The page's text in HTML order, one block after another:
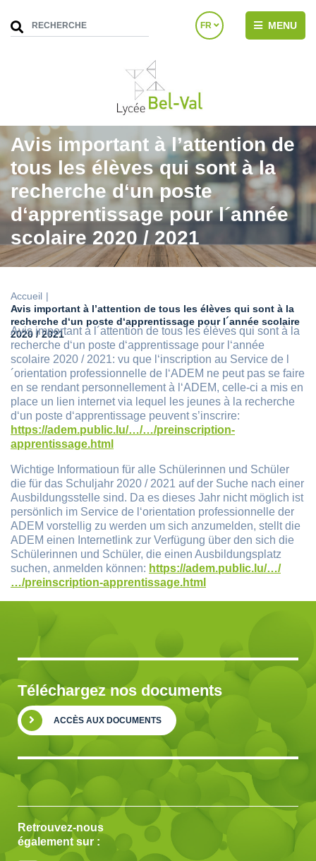
FR MENU
Avis important à l’attention de
tous les élèves qui sont à la
recherche d‘un poste
d‘apprentissage pour l´année
scolaire 2020 / 2021
Accueil
Avis important à l’attention de tous les élèves qui sont à la
recherche d‘un poste d‘apprentissage pour l´année scolaire
2020 / 2021
Avis important à l´attention de tous les élèves qui sont à la
recherche d‘un poste d‘apprentissage pour l‘année
scolaire 2020 / 2021: vu que l‘inscription au Service de l
´orientation professionnelle de l‘ADEM ne peut pas se faire
en se rendant personnellement à l‘ADEM, celle-ci a mis en
place un lien internet via lequel les jeunes à la recherche
d‘un poste d‘apprentissage peuvent s’inscrire:
https://adem.public.lu/…/…/preinscription-
apprentissage.html
Wichtige Informatioun für alle Schülerinnen und Schüler
die für das Schuljahr 2020 / 2021 auf der Suche nach einer
Ausbildungsstelle sind. Da es dieses Jahr nicht möglich ist
persönlich im Service de l‘orientation professionnelle der
ADEM vorstellig zu werden um sich anzumelden, stellt die
ADEM einen Internetlink zur Verfügung über den sich die
Schülerinnen und Schüler, die einen Ausbildungsplatz
suchen, anmelden können: https://adem.public.lu/…/
…/preinscription-apprentissage.html
Téléchargez nos documents
ACCÈS AUX DOCUMENTS
Retrouvez-nous
également sur :